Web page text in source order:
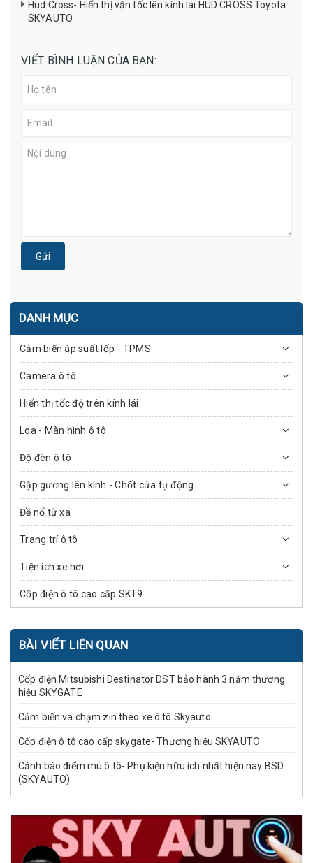
Hud Cross- Hiển thị vận tốc lên kính lái HUD CROSS Toyota
SKYAUTO
VIẾT BÌNH LUẬN CỦA BẠN:
Gửi
DANH MỤC
Cảm biến áp suất lốp - TPMS
Camera ô tô
Hiển thị tốc độ trên kính lái
Loa - Màn hình ô tô
Độ đèn ô tô
Gập gương lên kính - Chốt cửa tự động
Đề nổ từ xa
Trang trí ô tô
Tiện ích xe hơi
Cốp điện ô tô cao cấp SKT9
BÀI VIẾT LIÊN QUAN
Cốp điện Mitsubishi Destinator DST bảo hành 3 năm thương
hiệu SKYGATE
Cảm biến va chạm zin theo xe ô tô Skyauto
Cốp điện ô tô cao cấp skygate- Thương hiệu SKYAUTO
Cảnh báo điểm mù ô tô- Phụ kiện hữu ích nhất hiện nay BSD
(SKYAUTO)